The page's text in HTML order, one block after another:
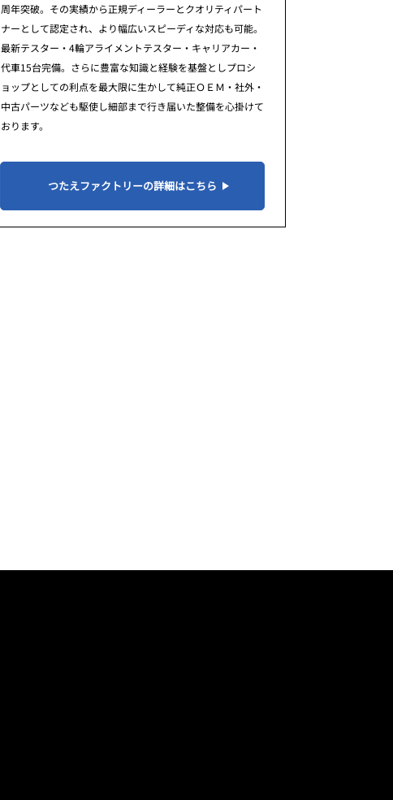
周年突破。その実績から正規ディーラーとクオリティパート
ナーとして認定され、より幅広いスピーディな対応も可能。
最新テスター・4輪アライメントテスター・キャリアカー・
代車15台完備。さらに豊富な知識と経験を基盤としプロシ
ョップとしての利点を最大限に生かして純正ＯＥＭ・社外・
中古パーツなども駆使し細部まで行き届いた整備を心掛けて
おります。
つたえファクトリーの詳細はこちら